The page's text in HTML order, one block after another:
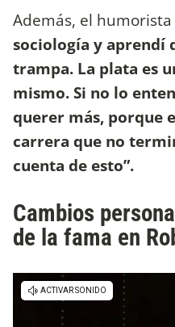
Además, el
sociología y aprendí
trampa. La plata es
mismo. Si no lo
querer más, porque
carrera que no
cuenta de esto”.
Cambios
de la fama en